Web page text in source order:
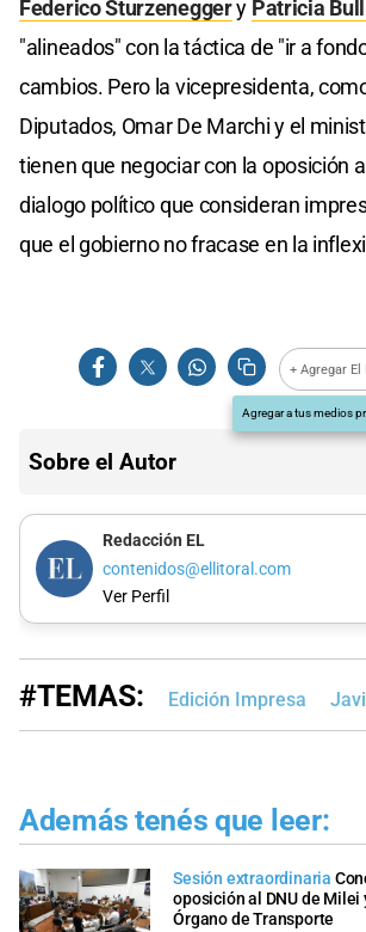
Federico Sturzeneggery Patricia
"alineados" con la táctica de "ir a
cambios. Pero la vicepresidenta,
Diputados, Omar De Marchi y el
tienen que negociar con la oposición
dialogo político que consideran
que el gobierno no fracase en la
+ Agregar
Agregar a tus medios
Sobre el Autor
Redacción EL
contenidos@ellitoral.com
Ver Perfil
#TEMAS: Edición Impresa
Además tenés que leer:
Sesión extraordinaria
oposición al DNU de
Órgano de Transporte